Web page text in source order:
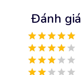
Đánh giá